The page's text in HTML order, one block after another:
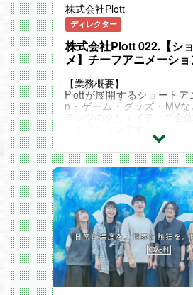
み、
作品そのものの価値や世界観
ます。
スタートアップならではの
量の大きさを武器に、
未経験からでも、エンタメ
意欲があれば活躍できる環
＼こんな人求む！／
や仕掛けを考えてグッズを
■裁量を持って、企画から
販売戦略まで一貫して推進
■推し活＝人生！ その熱
「ファンが沸く商品」を一
【具体的な仕事内容】
・自社キャラクターを用い
・商品制作進行／クリエイ
・動画やSNSを活用したプ
策の立案
・売上データの集計・分析
の立案
株式会社Plott
ディレクター
株式会社Plott 022.【シ
メ】チーフアニメーシ
【業務概要】
Plottが展開するショートア
n・ゲーム・グッズ・MV
テンツのクリエイティブ全
社内外のプロデューサーや
クリエイターと協働し、
新たなヒットIPを生み出す“
任せします。
ショートドラマ／ショート
現在急拡大の領域。
2029年には約9兆円規模の
いくと言われています。
Plottは現在、登録者数100
アニメIPを複数保有してお
ニメ市場においては業界シ